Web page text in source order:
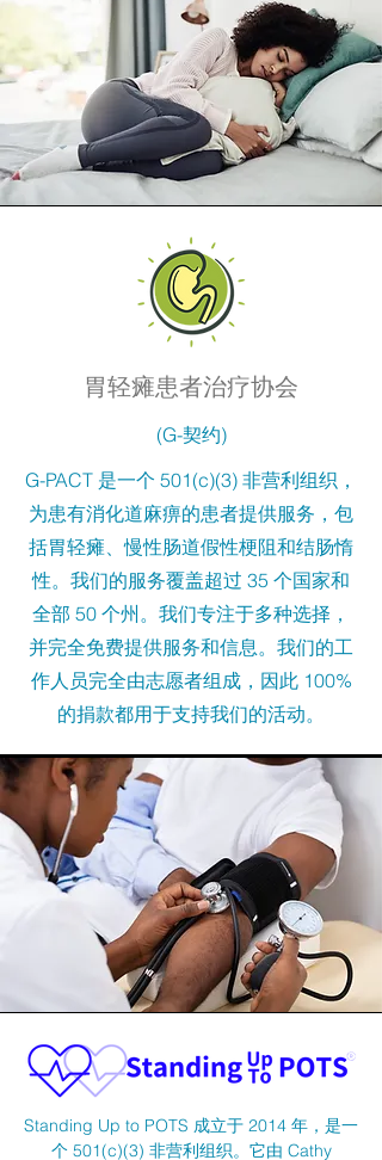
胃轻瘫患者治疗协会
(G-契约)
G-PACT 是一个 501(c)(3) 非营利组织，
为患有消化道麻痹的患者提供服务，包
括胃轻瘫、慢性肠道假性梗阻和结肠惰
性。我们的服务覆盖超过 35 个国家和
全部 50 个州。我们专注于多种选择，
并完全免费提供服务和信息。我们的工
作人员完全由志愿者组成，因此 100%
的捐款都用于支持我们的活动。
Standing Up to POTS 成立于 2014 年，是一
个 501(c)(3) 非营利组织。它由 Cathy